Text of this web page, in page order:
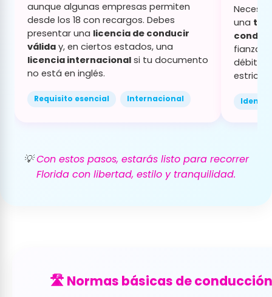
aunque algunas empresas permiten
desde los 18 con recargos. Debes
presentar una licencia de conducir
váliday, en ciertos estados, una
licencia internacionalsi tu documento
no está en inglés.
Requisito esencial Internacional
una
fianza.
débito,
💡Con estos pasos, estarás listo para recorrer
Florida con libertad, estilo y tranquilidad.
🛣️ Normas básicas de